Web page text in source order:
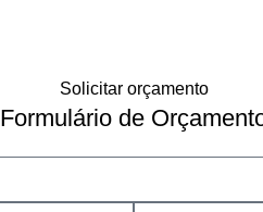
Solicitar orçamento
Formulário de